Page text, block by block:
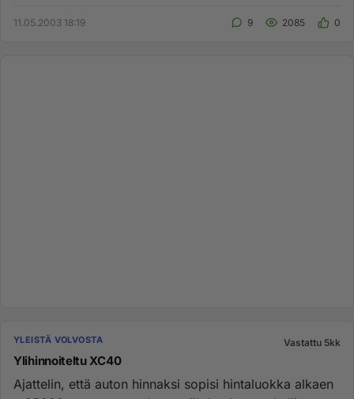
11.05.2003 18:19 9 2085 0
YLEISTÄ VOLVOSTA Vastattu 5kk
Ylihinnoiteltu XC40
Ajattelin, että auton hinnaksi sopisi hintaluokka alkaen